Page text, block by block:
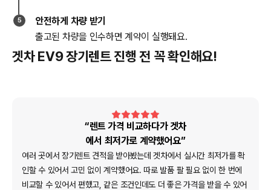
5
안전하게 차량 받기
출고된 차량을 인수하면 계약이 실행돼요.
겟차 EV9 장기렌트 진행 전 꼭 확인해요!
“렌트 가격 비교하다가 겟차
에서 최저가로 계약했어요”
여러 곳에서 장기렌트 견적을 받아봤는데 겟차에서 실시간 최저가를 확
인할 수 있어서 고민 없이 계약했어요. 따로 발품 팔 필요 없이 한 번에
비교할 수 있어서 편했고, 같은 조건인데도 더 좋은 가격을 받을 수 있어